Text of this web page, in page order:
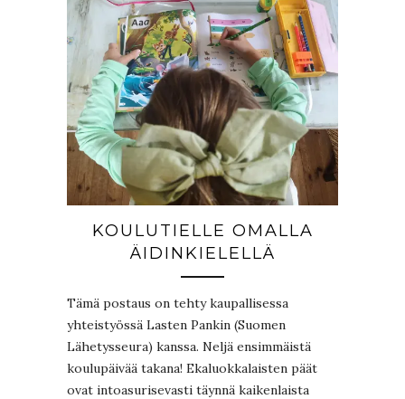
KOULUTIELLE OMALLA
ÄIDINKIELELLÄ
Tämä postaus on tehty kaupallisessa
yhteistyössä Lasten Pankin (Suomen
Lähetysseura) kanssa. Neljä ensimmäistä
koulupäivää takana! Ekaluokkalaisten päät
ovat intoasurisevasti täynnä kaikenlaista